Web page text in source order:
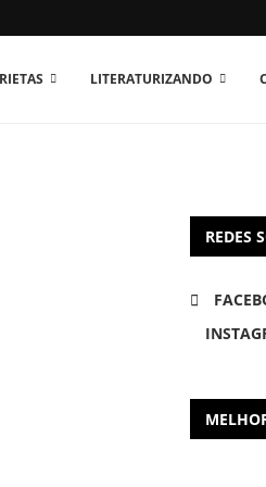
LITERATURIZANDO
REDES